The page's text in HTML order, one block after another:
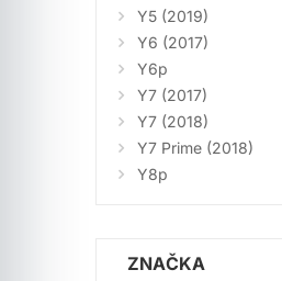
Y5 (2019)
Y6 (2017)
Y6p
Y7 (2017)
Y7 (2018)
Y7 Prime (2018)
Y8p
ZNAČKA